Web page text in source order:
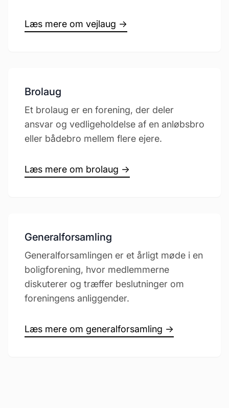
Læs mere om vejlaug →
Brolaug
Et brolaug er en forening, der deler
ansvar og vedligeholdelse af en anløbsbro
eller bådebro mellem flere ejere.
Læs mere om brolaug →
Generalforsamling
Generalforsamlingen er et årligt møde i en
boligforening, hvor medlemmerne
diskuterer og træffer beslutninger om
foreningens anliggender.
Læs mere om generalforsamling →